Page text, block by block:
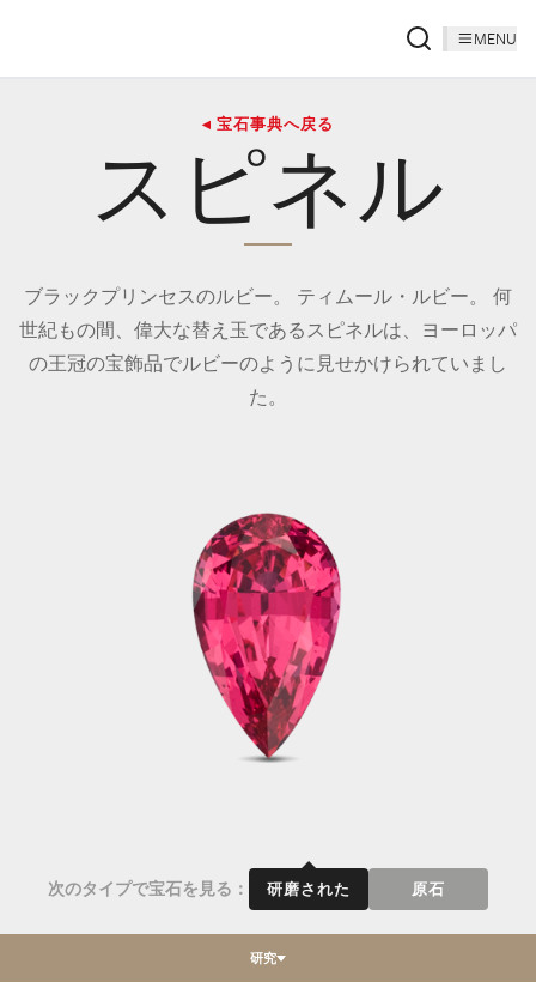
MENU
◂ 宝石事典へ戻る
スピネル
ブラックプリンセスのルビー。 ティムール・ルビー。 何
世紀もの間、偉大な替え玉であるスピネルは、ヨーロッパ
の王冠の宝飾品でルビーのように見せかけられていまし
た。
次のタイプで宝石を見る： 研磨された 原石
研究